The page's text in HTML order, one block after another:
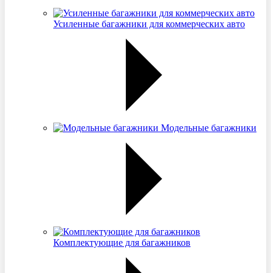
Усиленные багажники для коммерческих авто
Модельные багажники
Комплектующие для багажников